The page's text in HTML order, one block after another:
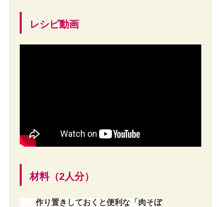
レシピ動画
材料（2人分）
作り置きしておくと便利な「肉そぼ